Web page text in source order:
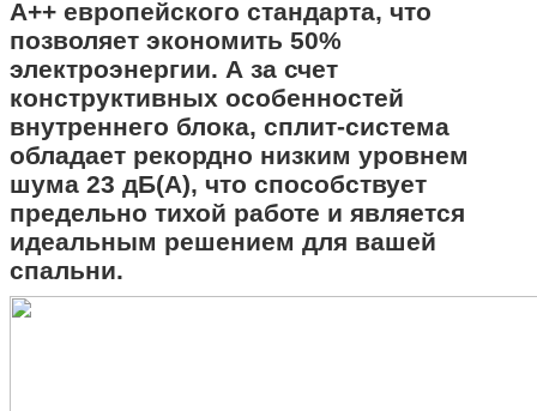
А++ европейского стандарта, что
позволяет экономить 50%
электроэнергии. А за счет
конструктивных особенностей
внутреннего блока, сплит-система
обладает рекордно низким уровнем
шума 23 дБ(А), что способствует
предельно тихой работе и является
идеальным решением для вашей
спальни.